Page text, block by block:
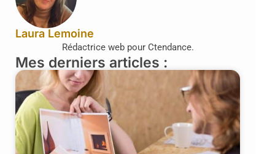
Laura Lemoine
Rédactrice web pour Ctendance.
Mes derniers articles :